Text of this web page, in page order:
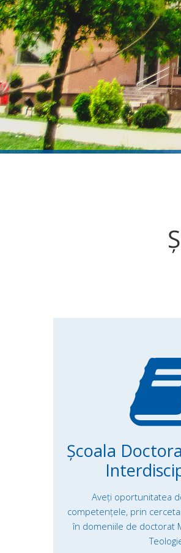
Școala
Aveți oportunitatea
competențele, prin
în domeniile de doctorat